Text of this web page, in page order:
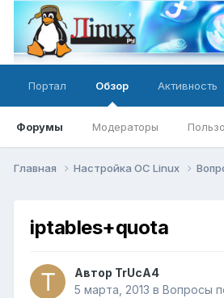
Портал Обзор
Форумы Модераторы
Активность
Главная Настройка ОС Linux
iptables+quota
Автор TrUcA4
5 марта, 2013 в Вопросы